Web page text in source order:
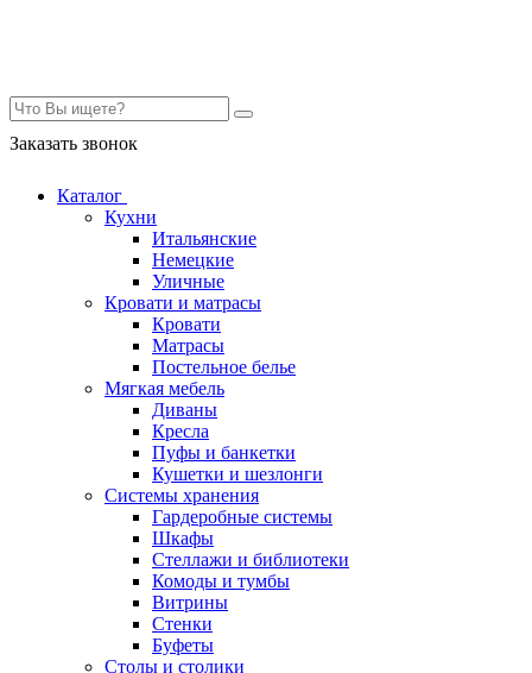
Заказать звонок
Каталог
Кухни
Итальянские
Немецкие
Уличные
Кровати и матрасы
Кровати
Матрасы
Постельное белье
Мягкая мебель
Диваны
Кресла
Пуфы и банкетки
Кушетки и шезлонги
Системы хранения
Гардеробные системы
Шкафы
Стеллажи и библиотеки
Комоды и тумбы
Витрины
Стенки
Буфеты
Столы и столики